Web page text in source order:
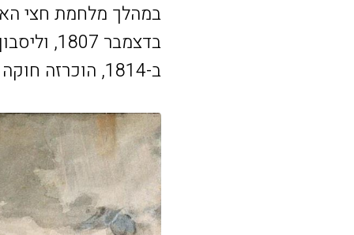
בדצמבר
ב-1814, הוכרזה חוקה חדשה וברזיל קיבלה עצמאות.